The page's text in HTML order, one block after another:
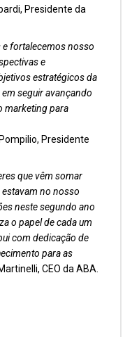
Presidente da
e fortalecemos nosso
e
estratégicos da
seguir avançando
marketing para
Presidente
que vêm somar
no nosso
neste segundo ano
o papel de cada um
com dedicação de
para as
CEO da ABA.